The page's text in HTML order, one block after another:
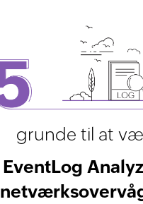
grunde til at
EventLog